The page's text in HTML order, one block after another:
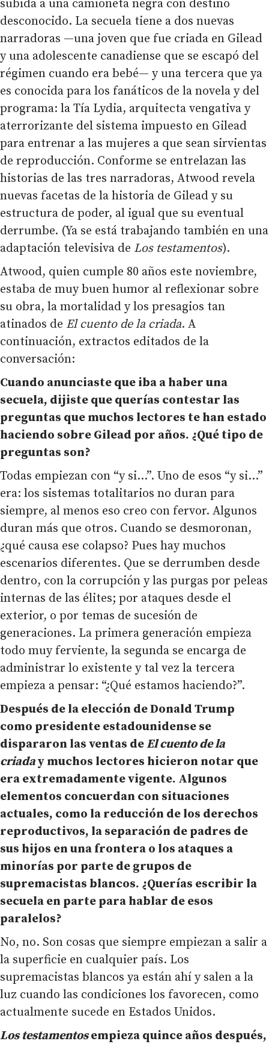
subida a una camioneta negra con destino
desconocido. La secuela tiene a dos nuevas
narradoras —una joven que fue criada en Gilead
y una adolescente canadiense que se escapó del
régimen cuando era bebé— y una tercera que ya
es conocida para los fanáticos de la novela y del
programa: la Tía Lydia, arquitecta vengativa y
aterrorizante del sistema impuesto en Gilead
para entrenar a las mujeres a que sean sirvientas
de reproducción. Conforme se entrelazan las
historias de las tres narradoras, Atwood revela
nuevas facetas de la historia de Gilead y su
estructura de poder, al igual que su eventual
derrumbe. (Ya se está trabajando también en una
adaptación televisiva de Los testamentos).
Atwood, quien cumple 80 años este noviembre,
estaba de muy buen humor al reflexionar sobre
su obra, la mortalidad y los presagios tan
atinados de El cuento de la criada. A
continuación, extractos editados de la
conversación:
Cuando anunciaste que iba a haber una
secuela, dijiste que querías contestar las
preguntas que muchos lectores te han estado
haciendo sobre Gilead por años. ¿Qué tipo de
preguntas son?
Todas empiezan con “y si…”. Uno de esos “y si…”
era: los sistemas totalitarios no duran para
siempre, al menos eso creo con fervor. Algunos
duran más que otros. Cuando se desmoronan,
¿qué causa ese colapso? Pues hay muchos
escenarios diferentes. Que se derrumben desde
dentro, con la corrupción y las purgas por peleas
internas de las élites; por ataques desde el
exterior, o por temas de sucesión de
generaciones. La primera generación empieza
todo muy ferviente, la segunda se encarga de
administrar lo existente y tal vez la tercera
empieza a pensar: “¿Qué estamos haciendo?”.
Después de la elección de Donald Trump
como presidente estadounidense se
dispararon las ventas deEl cuento de la
criaday muchos lectores hicieron notar que
era extremadamente vigente. Algunos
elementos concuerdan con situaciones
actuales, como la reducción de los derechos
reproductivos, la separación de padres de
sus hijos en una frontera o los ataques a
minorías por parte de grupos de
supremacistas blancos. ¿Querías escribir la
secuela en parte para hablar de esos
paralelos?
No, no. Son cosas que siempre empiezan a salir a
la superficie en cualquier país. Los
supremacistas blancos ya están ahí y salen a la
luz cuando las condiciones los favorecen, como
actualmente sucede en Estados Unidos.
Los testamentosempieza quince años después,